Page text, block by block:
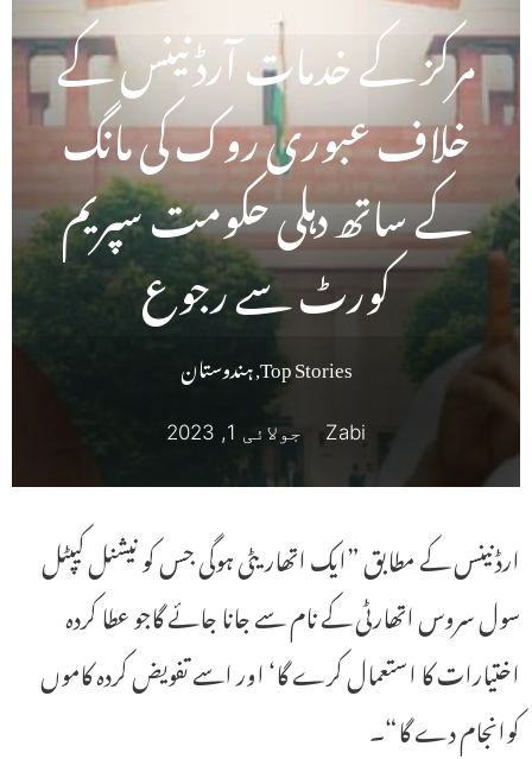
مرکز کے خدمات آرڈنینس کے
خلاف عبوری روک کی مانگ
کے ساتھ دہلی حکومت سپریم
کورٹ سے رجوع
Top Stories
,ہندوستان
Zabi جولائی 1, 2023
ارڈنینس کے مطابق ”ایک اتھاریٹی ہوگی جس کو نیشنل کیپٹل
سول سروس اتھارٹی کے نام سے جانا جائے گاجو عطا کردہ
اختیارات کا استعمال کرے گا‘ اور اسے تفویض کردہ کاموں
کوانجام دے گا“۔